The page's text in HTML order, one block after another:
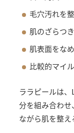
毛穴汚れを
肌のざらつ
肌表面をな
比較的マイ
ララピールは
分を組み合わ
ながら肌を整え